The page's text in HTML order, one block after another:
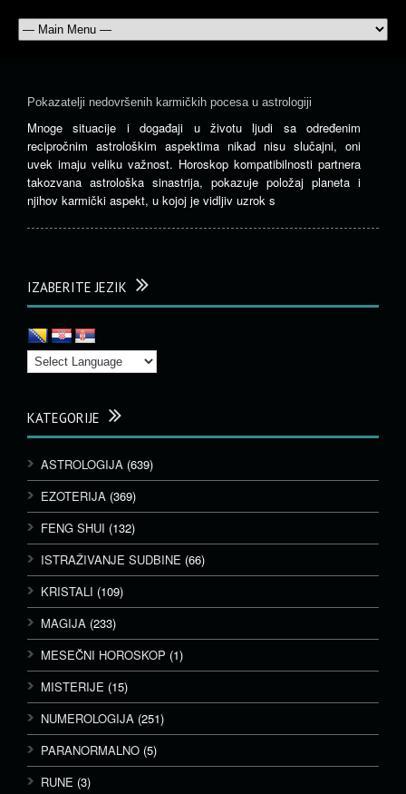
Pokazatelji nedovršenih karmičkih pocesa u astrologiji
Mnoge situacije i događaji u životu ljudi sa određenim
recipročnim astrološkim aspektima nikad nisu slučajni, oni
uvek imaju veliku važnost. Horoskop kompatibilnosti partnera
takozvana astrološka sinastrija, pokazuje položaj planeta i
njihov karmički aspekt, u kojoj je vidljiv uzrok s
IZABERITE JEZIK
KATEGORIJE
ASTROLOGIJA (639)
EZOTERIJA (369)
FENG SHUI (132)
ISTRAŽIVANJE SUDBINE (66)
KRISTALI (109)
MAGIJA (233)
MESEČNI HOROSKOP (1)
MISTERIJE (15)
NUMEROLOGIJA (251)
PARANORMALNO (5)
RUNE (3)